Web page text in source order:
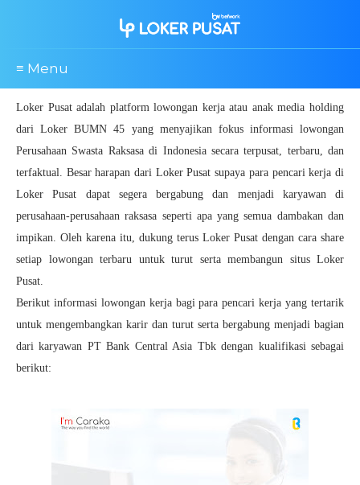
≡ Menu
Loker Pusat adalah platform lowongan kerja atau anak media holding
dari Loker BUMN 45 yang menyajikan fokus informasi lowongan
Perusahaan Swasta Raksasa di Indonesia secara terpusat, terbaru, dan
terfaktual. Besar harapan dari Loker Pusat supaya para pencari kerja di
Loker Pusat dapat segera bergabung dan menjadi karyawan di
perusahaan-perusahaan raksasa seperti apa yang semua dambakan dan
impikan. Oleh karena itu, dukung terus Loker Pusat dengan cara share
setiap lowongan terbaru untuk turut serta membangun situs Loker
Pusat.
Berikut informasi lowongan kerja bagi para pencari kerja yang tertarik
untuk mengembangkan karir dan turut serta bergabung menjadi bagian
dari karyawan PT Bank Central Asia Tbk dengan kualifikasi sebagai
berikut: